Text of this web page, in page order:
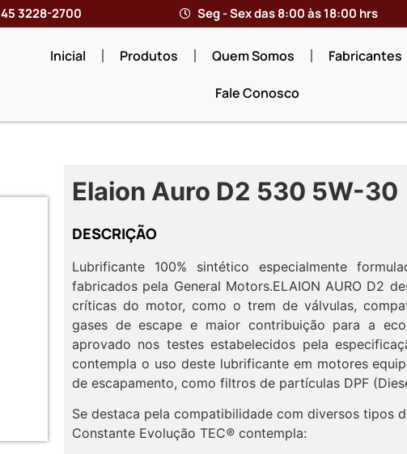
45 3228-2700 Seg - Sex das 8:00 às 18:00 hrs
Inicial Produtos Quem Somos Fabricantes
Fale Conosco
Elaion Auro D2 530 5W-30
DESCRIÇÃO
Lubrificante 100% sintético especialmente
fabricados pela General Motors.ELAION AURO D2
críticas do motor, como o trem de válvulas,
gases de escape e maior contribuição para a
aprovado nos testes estabelecidos pela
contempla o uso deste lubrificante em motores
de escapamento, como filtros de partículas DPF
Se destaca pela compatibilidade com diversos tipos
Constante Evolução TEC® contempla: